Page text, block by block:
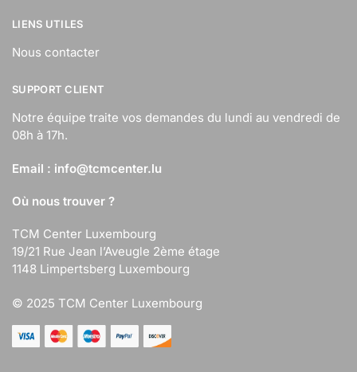
LIENS UTILES
Nous contacter
SUPPORT CLIENT
Notre équipe traite vos demandes du lundi au vendredi de
08h à 17h.
Email : info@tcmcenter.lu
Où nous trouver ?
TCM Center Luxembourg
19/21 Rue Jean l’Aveugle 2ème étage
1148 Limpertsberg Luxembourg
© 2025 TCM Center Luxembourg